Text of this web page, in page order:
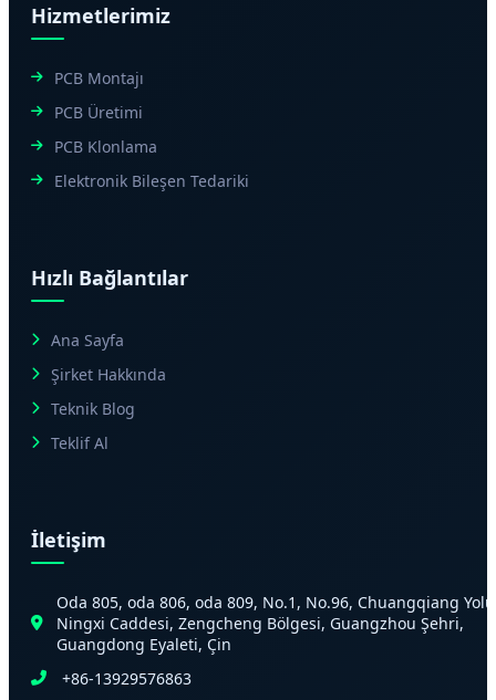
Hizmetlerimiz
PCB Montajı
PCB Üretimi
PCB Klonlama
Elektronik Bileşen Tedariki
Hızlı Bağlantılar
Ana Sayfa
Şirket Hakkında
Teknik Blog
Teklif Al
İletişim
Oda 805, oda 806, oda 809, No.1, No.96, Chuangqiang
Ningxi Caddesi, Zengcheng Bölgesi, Guangzhou Şehri,
Guangdong Eyaleti, Çin
+86-13929576863